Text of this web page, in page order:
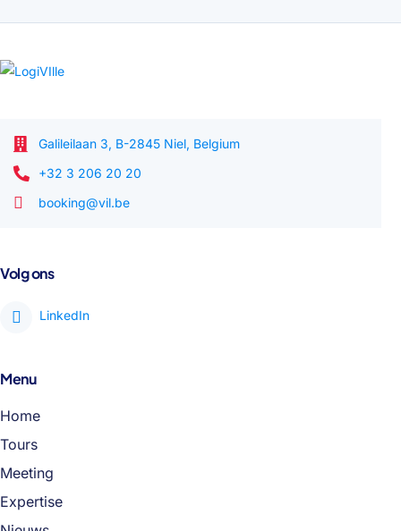
Galileilaan 3, B-2845 Niel, Belgium
+32 3 206 20 20
booking@vil.be
Volg ons
Menu
Home
Tours
Meeting
Expertise